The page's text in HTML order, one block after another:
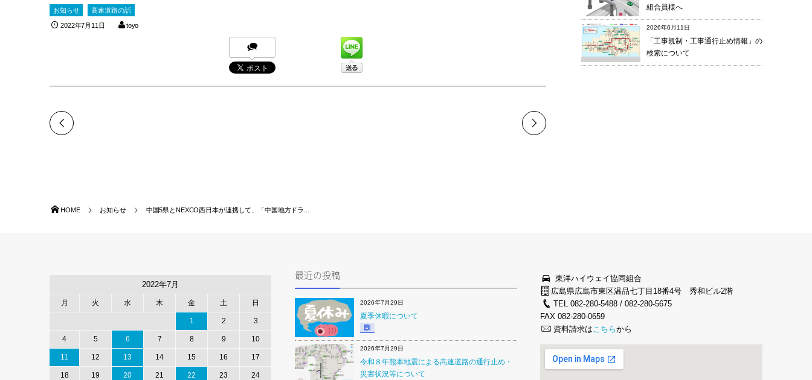
お知らせ 高速道路の話
2022年7月11日 toyo
組合員様へ
2026年6月11日
「工事規制・工事通行止め情報」の
検索について
HOME お知らせ 中国5県とNEXCO西日本が連携して、「中国地方ドラ...
2022年7月
月 火 水 木 金 土 日
1 2 3
4 5 6 7 8 9 10
11 12 13 14 15 16 17
18 19 20 21 22 23 24
最近の投稿
2026年7月29日
夏季休暇について
2026年7月29日
令和８年熊本地震による高速道路の通行止め・
災害状況等について
東洋ハイウェイ協同組合
広島県広島市東区温品七丁目18番4号 秀和ビル2階
TEL 082-280-5488 / 082-280-5675
FAX 082-280-0659
資料請求はこちらから